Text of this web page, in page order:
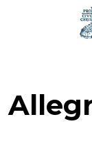
Salta al contenuto